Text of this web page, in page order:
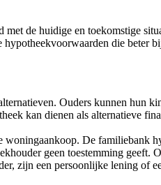
de huidige en toekomstige
die beter
Ouders kunnen hun
kan dienen als alternatieve
De familiebank
geen toestemming
zijn een persoonlijke lening of